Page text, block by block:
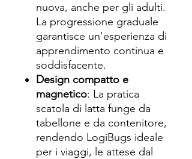
nuova, anche per gli adulti.
La progressione graduale
garantisce un'esperienza di
apprendimento continua e
soddisfacente.
Design compatto e
magnetico: La pratica
scatola di latta funge da
tabellone e da contenitore,
rendendo LogiBugs ideale
per i viaggi, le attese dal